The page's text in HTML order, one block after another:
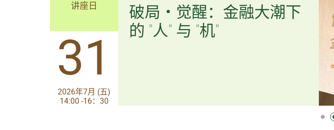
讲座日
31
2026年7月 (五)
14:00-17:30
逻辑×算法：重塑资产配
置内核
讲座日
31
2026年7月 (五)
14:00 -16：30
破局・觉醒：金融大潮下
的 "人" 与 "机"